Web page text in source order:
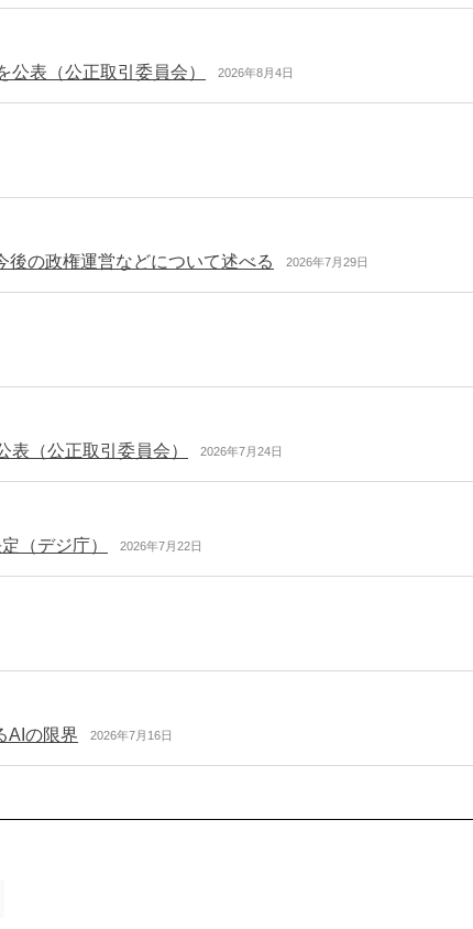
表（公正取引委員会） 2026年8月4日
の政権運営などについて述べる 2026年7月29日
（公正取引委員会） 2026年7月24日
（デジ庁） 2026年7月22日
AIの限界 2026年7月16日